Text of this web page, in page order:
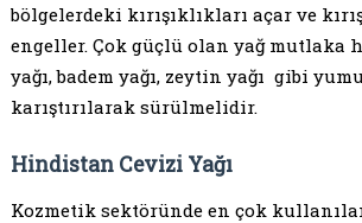
bölgelerdeki kırışıklıkları açar ve
engeller. Çok güçlü olan yağ mutlaka
yağı, badem yağı, zeytin yağı gibi
karıştırılarak sürülmelidir.
Hindistan Cevizi Yağı
Kozmetik sektöründe en çok